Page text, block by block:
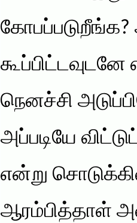
நெனச்சி
அப்படியே
என்று
ஆரம்பித்தாள்